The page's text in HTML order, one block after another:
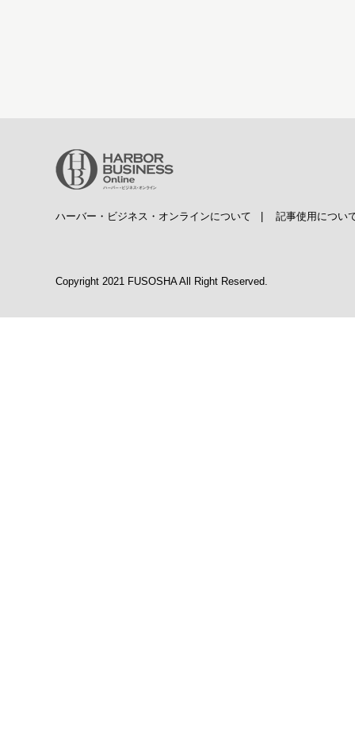
ハーバー・ビジネス・オンラインについて | 記事使用につい
Copyright 2021 FUSOSHA All Right Reserved.